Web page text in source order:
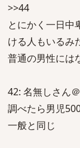
>>44
とにかく一日中
ける人もいるみ
普通の男性には
42: 名無しさん
調べたら男児
一般と同じ